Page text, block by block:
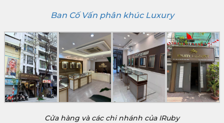
Ban Cố Vấn phân khúc Luxury
Cửa hàng và các chi nhánh của IRuby